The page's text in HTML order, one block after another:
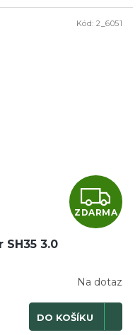
Z
D
R
M
ZDARMA
3.0
Na dotaz
DO KOŠÍKU
Kód: 2_6051